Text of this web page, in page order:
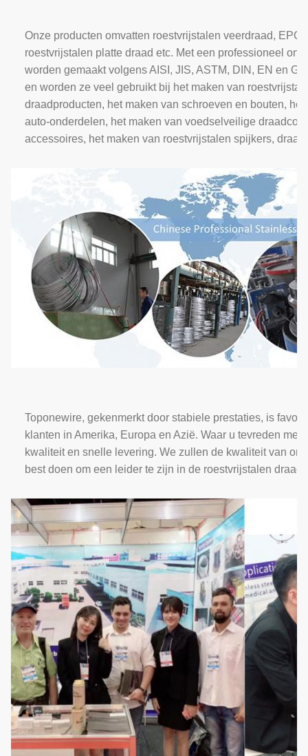
Onze producten omvatten roestvrijstalen veerdraad,
roestvrijstalen platte draad etc. Met een professioneel
worden gemaakt volgens AISI, JIS, ASTM, DIN, EN en
en worden ze veel gebruikt bij het maken van
draadproducten, het maken van schroeven en bouten,
auto-onderdelen, het maken van voedselveilige
accessoires, het maken van roestvrijstalen spijkers,
Toponewire, gekenmerkt door stabiele prestaties, is
klanten in Amerika, Europa en Azië. Waar u tevreden
kwaliteit en snelle levering. We zullen de kwaliteit van
best doen om een leider te zijn in de roestvrijstalen